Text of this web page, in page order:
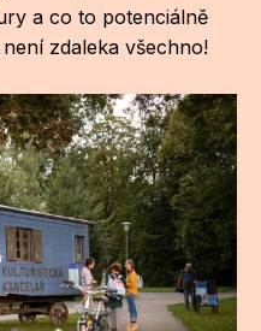
a co to potenciálně
zdaleka všechno!